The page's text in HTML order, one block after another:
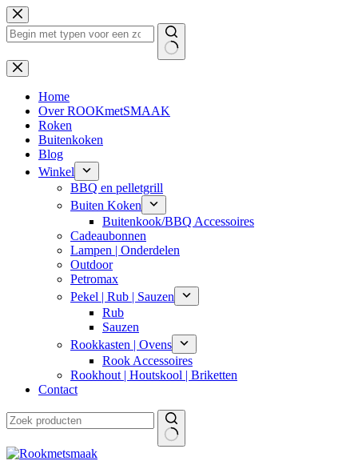
Ga
naar
de
Geen
resultaten
Home
Over ROOKmetSMAAK
Roken
Buitenkoken
Blog
Winkel
BBQ en pelletgrill
Buiten Koken
Buitenkook/BBQ Accessoires
Cadeaubonnen
Lampen | Onderdelen
Outdoor
Petromax
Pekel | Rub | Sauzen
Rub
Sauzen
Rookkasten | Ovens
Rook Accessoires
Rookhout | Houtskool | Briketten
Contact